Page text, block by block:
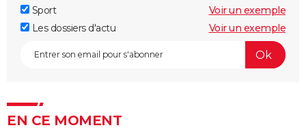
Sport
Voir un exemple
Les dossiers d'actu
Voir un exemple
EN CE MOMENT